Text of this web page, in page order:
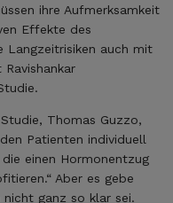
ihre Aufmerksamkeit
Effekte des
Langzeitrisiken auch mit
Thomas Guzzo,
Patienten individuell
einen Hormonentzug
Aber es gebe
ganz so klar sei.